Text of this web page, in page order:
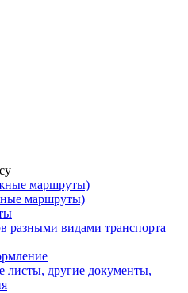
маршруты)
маршруты)
разными видами транспорта
листы, другие документы,